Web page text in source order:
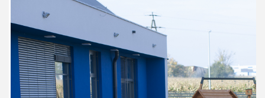
Σχετικά με εμάς +
Επικοινωνία
Παραγγείλτε τον κατάλογο
LarsLaj Worldwide